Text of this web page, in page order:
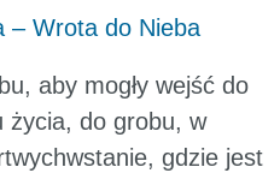
– Wrota do Nieba
aby mogły wejść do
życia, do grobu, w
gdzie jest